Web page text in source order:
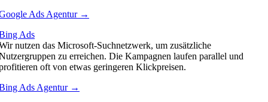
Ads Agentur →
Ads
nutzen das Microsoft-Suchnetzwerk, um zusätzliche
zu erreichen. Die Kampagnen laufen parallel und
oft von etwas geringeren Klickpreisen.
Ads Agentur →